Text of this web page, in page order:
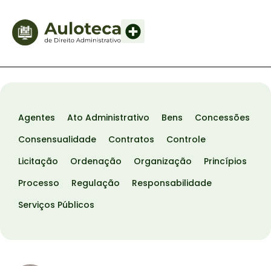
Agentes Ato Administrativo Bens
Concessões
Consensualidade
Contratos
Controle
Licitação
Ordenação Organização
Princípios
Processo
Regulação
Responsabilidade
Serviços Públicos